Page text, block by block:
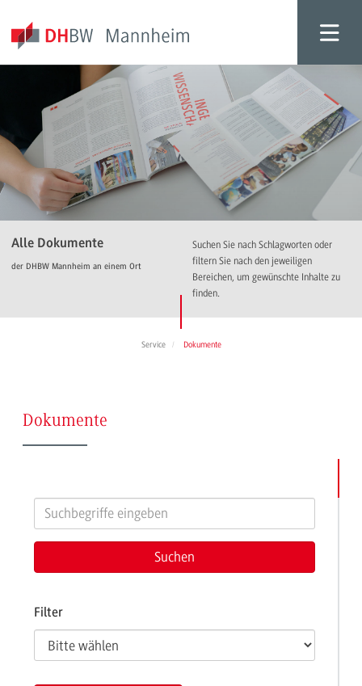
Alle Dokumente
der DHBW Mannheim an einem Ort
Suchen Sie nach Schlagworten oder
filtern Sie nach den jeweiligen
Bereichen, um gewünschte Inhalte zu
finden.
Service Dokumente
Dokumente
Filter